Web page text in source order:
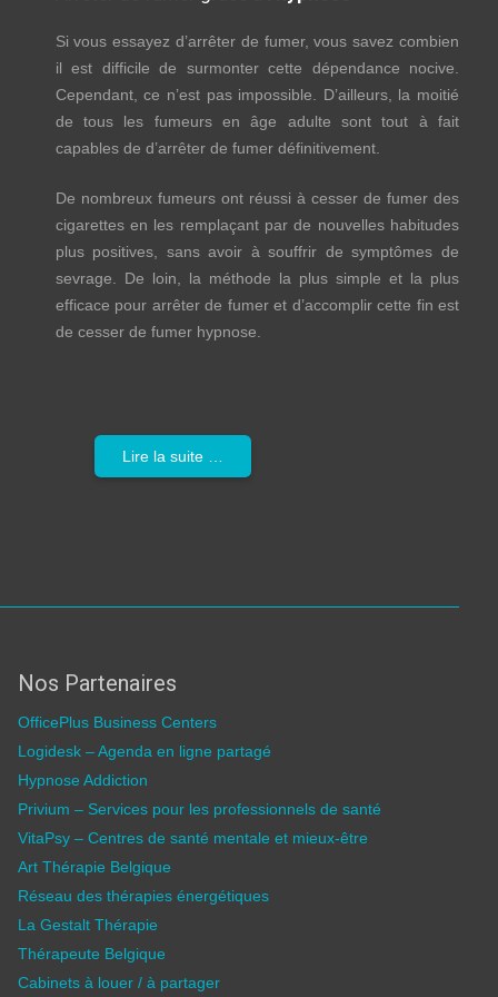
Si vous essayez d’arrêter de fumer, vous savez combien
il est difficile de surmonter cette dépendance nocive.
Cependant, ce n’est pas impossible. D’ailleurs, la moitié
de tous les fumeurs en âge adulte sont tout à fait
capables de d’arrêter de fumer définitivement.
De nombreux fumeurs ont réussi à cesser de fumer des
cigarettes en les remplaçant par de nouvelles habitudes
plus positives, sans avoir à souffrir de symptômes de
sevrage. De loin, la méthode la plus simple et la plus
efficace pour arrêter de fumer et d’accomplir cette fin est
de cesser de fumer hypnose.
Lire la suite …
Nos Partenaires
OfficePlus Business Centers
Logidesk – Agenda en ligne partagé
Hypnose Addiction
Privium – Services pour les professionnels de santé
VitaPsy – Centres de santé mentale et mieux-être
Art Thérapie Belgique
Réseau des thérapies énergétiques
La Gestalt Thérapie
Thérapeute Belgique
Cabinets à louer / à partager